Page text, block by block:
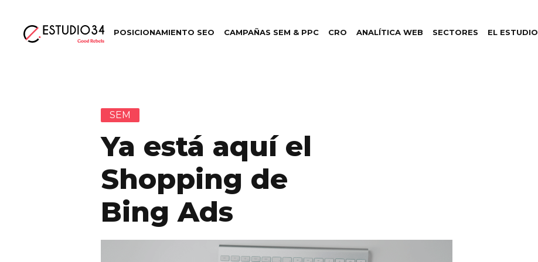
POSICIONAMIENTO SEO CAMPAÑAS SEM & PPC CRO ANALÍTICA WEB SECTORES EL ESTUDIO
SEM
Ya está aquí el
Shopping de
Bing Ads